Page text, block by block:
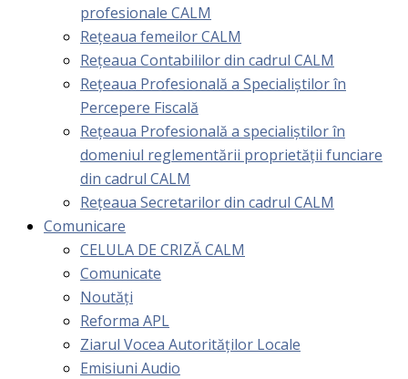
profesionale CALM
Rețeaua femeilor CALM
Rețeaua Contabililor din cadrul CALM
Rețeaua Profesională a Specialiștilor în
Percepere Fiscală
Reţeaua Profesională a specialiştilor în
domeniul reglementării proprietăţii funciare
din cadrul CALM
Rețeaua Secretarilor din cadrul CALM
Comunicare
CELULA DE CRIZĂ CALM
Comunicate
Noutăți
Reforma APL
Ziarul Vocea Autorităților Locale
Emisiuni Audio